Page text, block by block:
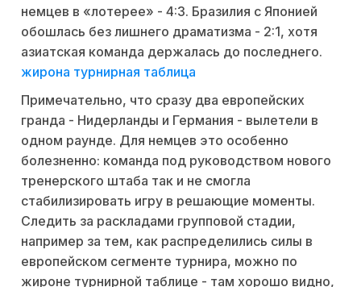
немцев в «лотерее» - 4:3. Бразилия с Японией
обошлась без лишнего драматизма - 2:1, хотя
азиатская команда держалась до последнего.
жирона турнирная таблица
Примечательно, что сразу два европейских
гранда - Нидерланды и Германия - вылетели в
одном раунде. Для немцев это особенно
болезненно: команда под руководством нового
тренерского штаба так и не смогла
стабилизировать игру в решающие моменты.
Следить за раскладами групповой стадии,
например за тем, как распределились силы в
европейском сегменте турнира, можно по
жироне турнирной таблице - там хорошо видно,